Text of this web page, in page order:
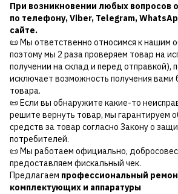
При возникновении любых вопросов
по телефону,Viber, Telegram,
сайте.
📜 Мы ответственно относимся к нашим
поэтому мы 2 раза проверяем товар на
получении на склад и перед отправкой),
исключает возможность получения вами
товара.
📜 Если вы обнаружите какие-то
решите вернуть товар, мы гарантируем
средств за товар согласно Закону о
потребителей.
📜 Мы работаем официально,
предоставляем фискальный чек.
Предлагаем профессиональный
комплектующих и аппаратуры